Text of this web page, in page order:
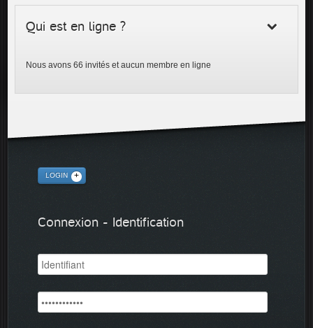
Qui est en ligne ?
Nous avons 66 invités et aucun membre en ligne
LOGIN
Connexion - Identification